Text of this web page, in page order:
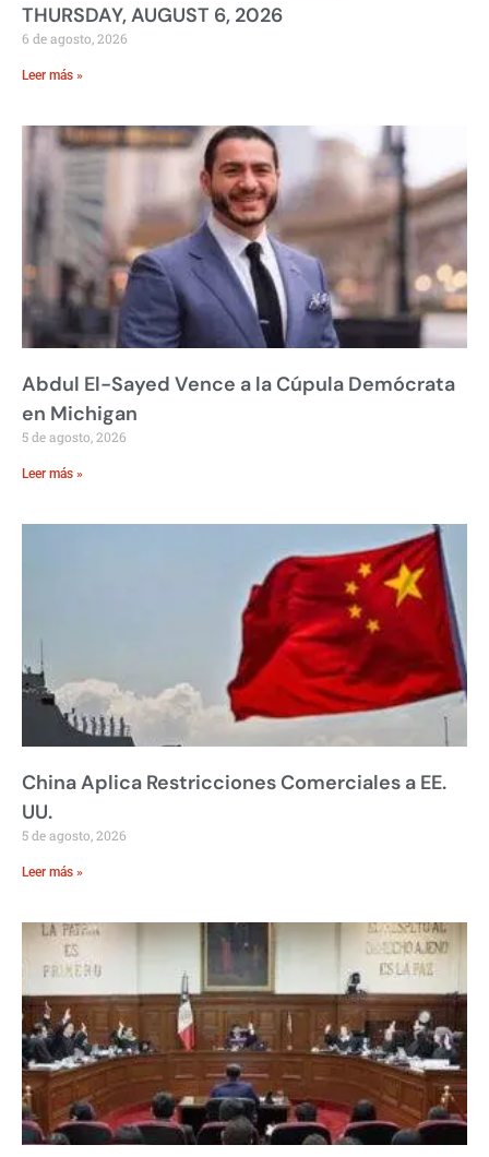
THURSDAY, AUGUST 6, 2026
6 de agosto, 2026
Leer más »
Abdul El-Sayed Vence a la Cúpula Demócrata
en Michigan
5 de agosto, 2026
Leer más »
China Aplica Restricciones Comerciales a EE.
UU.
5 de agosto, 2026
Leer más »